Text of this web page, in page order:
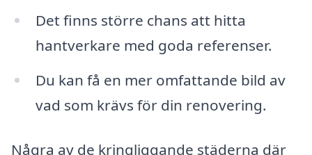
Det finns större chans att hitta
hantverkare med goda referenser.
Du kan få en mer omfattande bild av
vad som krävs för din renovering.
Några av de kringliggande städerna där